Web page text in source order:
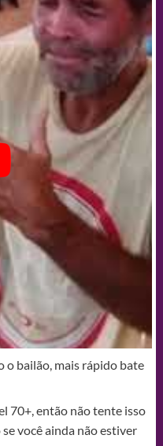
o bailão, mais rápido bate
70+, então não tente isso
você ainda não estiver